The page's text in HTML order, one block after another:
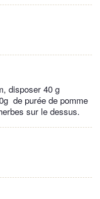
disposer 40 g
de purée de pomme
sur le dessus.